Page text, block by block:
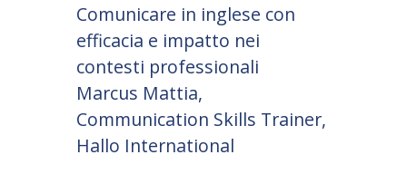
Comunicare in inglese con
efficacia e impatto nei
contesti professionali
Marcus Mattia,
Communication Skills Trainer,
Hallo International